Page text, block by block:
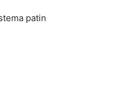
patin